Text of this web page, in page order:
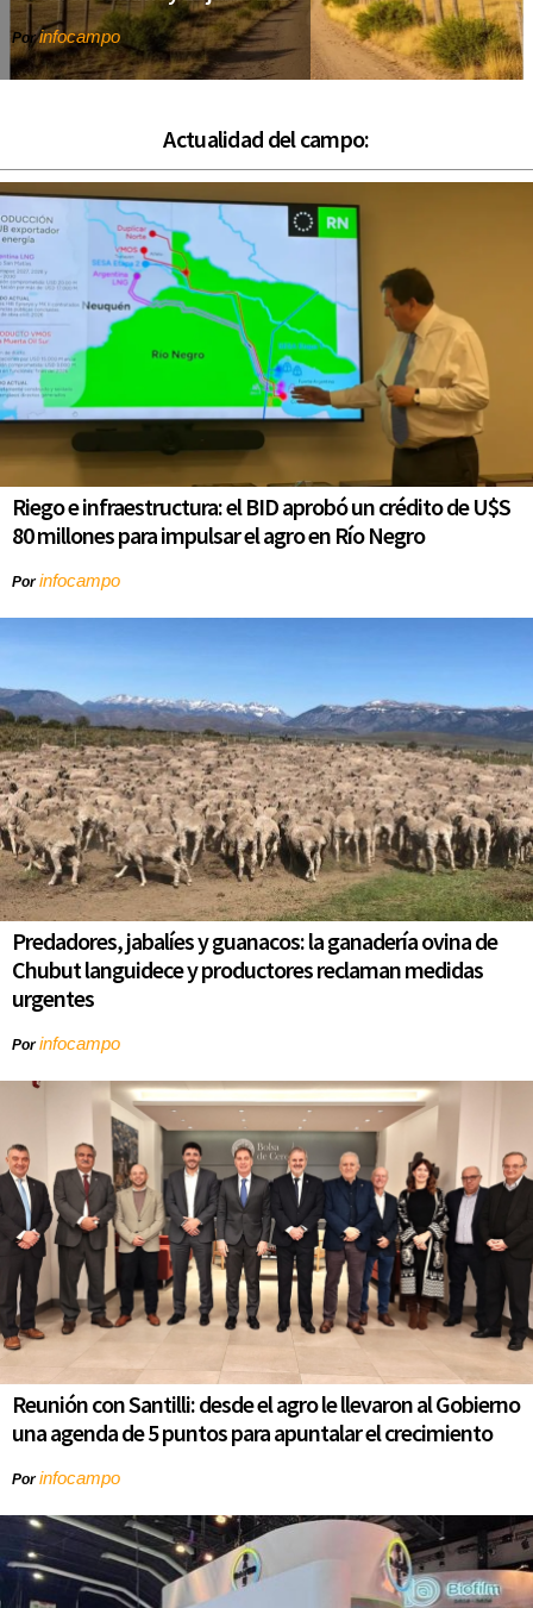
Porinfocampo
Actualidad del campo:
Riego e infraestructura: el BID aprobó un crédito de U$S
80 millones para impulsar el agro en Río Negro
Porinfocampo
Predadores, jabalíes y guanacos: la ganadería ovina de
Chubut languidece y productores reclaman medidas
urgentes
Porinfocampo
Reunión con Santilli: desde el agro le llevaron al Gobierno
una agenda de 5 puntos para apuntalar el crecimiento
Porinfocampo